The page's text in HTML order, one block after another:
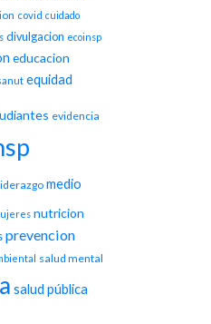
covid cuidado
divulgacion ecoinsp
educacion
equidad
evidencia
medio
nutricion
prevencion
salud mental
salud pública